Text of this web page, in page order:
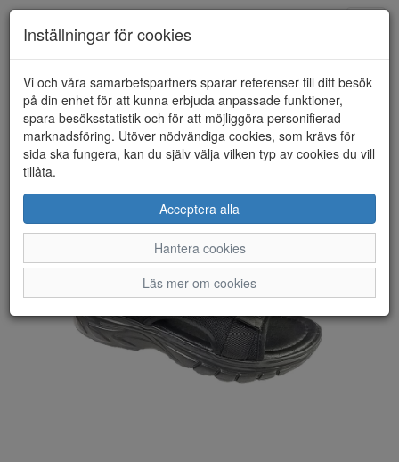
HEM GULLIVER
Inställningar för cookies
Vi och våra samarbetspartners sparar referenser till ditt besök
på din enhet för att kunna erbjuda anpassade funktioner,
spara besöksstatistik och för att möjliggöra personifierad
marknadsföring. Utöver nödvändiga cookies, som krävs för
sida ska fungera, kan du själv välja vilken typ av cookies du vill
tillåta.
Acceptera alla
Hantera cookies
Läs mer om cookies